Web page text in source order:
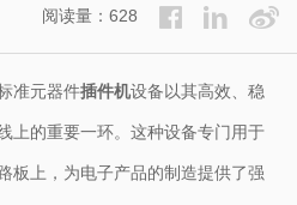
阅读量：628
准元器件插件机设备以其高效、稳
上的重要一环。这种设备专门用于
板上，为电子产品的制造提供了强